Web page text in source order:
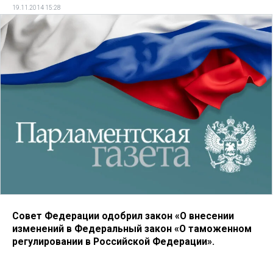
19.11.2014 15:28
Совет Федерации одобрил закон «О внесении
изменений в Федеральный закон «О таможенном
регулировании в Российской Федерации».